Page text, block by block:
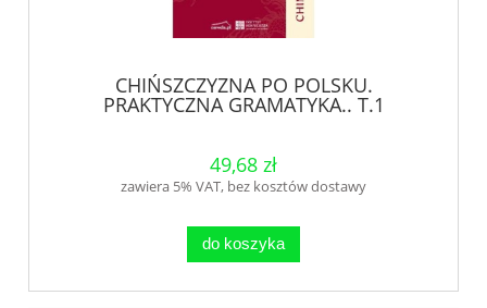
CHIŃSZCZYZNA PO POLSKU.
PRAKTYCZNA GRAMATYKA.. T.1
49,68 zł
zawiera 5% VAT, bez kosztów dostawy
do koszyka